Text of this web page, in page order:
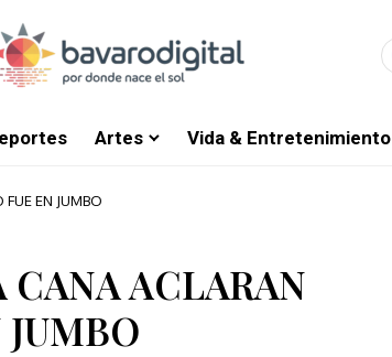
Artes Vida & Entretenimiento
EN JUMBO
CANA ACLARAN